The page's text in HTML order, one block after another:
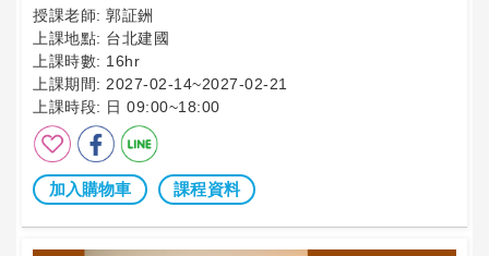
授課老師: 郭証銂
上課地點: 台北建國
上課時數: 16hr
上課期間: 2027-02-14~2027-02-21
上課時段: 日 09:00~18:00
加入購物車 課程資料